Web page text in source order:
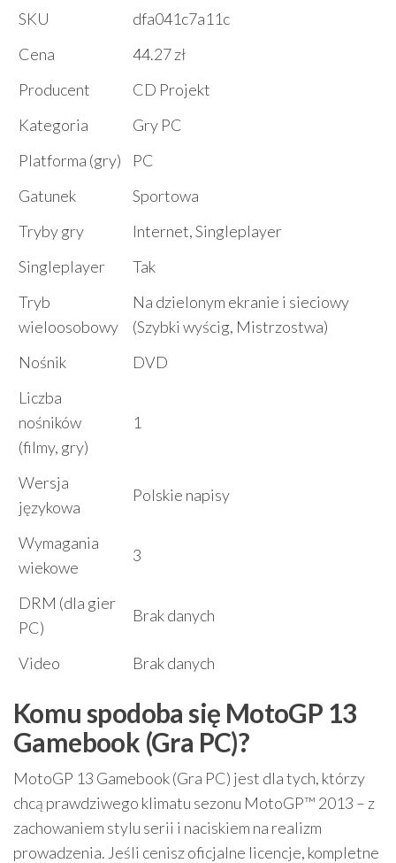
SKU
dfa041c7a11c
Cena
44.27 zł
Producent
CD Projekt
Kategoria
Gry PC
Platforma (gry)
PC
Gatunek
Sportowa
Tryby gry
Internet, Singleplayer
Singleplayer
Tak
Tryb
wieloosobowy
Na dzielonym ekranie i sieciowy
(Szybki wyścig, Mistrzostwa)
Nośnik
DVD
Liczba
nośników
(filmy, gry)
1
Wersja
językowa
Polskie napisy
Wymagania
wiekowe
3
DRM (dla gier
PC)
Brak danych
Video Brak danych
Komu spodoba się MotoGP 13
Gamebook (Gra PC)?
MotoGP 13 Gamebook (Gra PC) jest dla tych, którzy
chcą prawdziwego klimatu sezonu MotoGP™ 2013 – z
zachowaniem stylu serii i naciskiem na realizm
prowadzenia. Jeśli cenisz oficjalne licencje, kompletne